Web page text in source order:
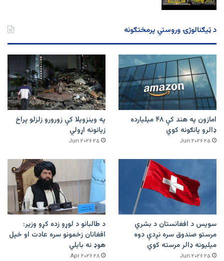
د ټیګنالوژۍ وروستي پرمختګونه
امازون په هند کې ۴۸ میلیارده
ډالرو پانګونه کوي
۲۵ Jun ۲۰۲۶
په وینزویلا کې زورورو زلزلو پراخ
زیانونه اړولي
۲۵ Jun ۲۰۲۶
سویس د افغانستان د بشري
مرستو صندوق سره نږدې دوه
میلیونه ډالر مرسته کوي
۲۵ Jun ۲۰۲۶
د طالبانو د لوړو زده کړو وزیر:
افغانان زخمونو سره عادت او خپل
هوډ نه بایلي
۲۸ Apr ۲۰۲۶